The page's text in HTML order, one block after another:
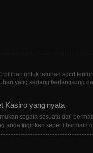
pilihan untuk taruhan sport
yang sedang berlangsung
Kasino yang nyata
segala sesuatu dari
anda inginkan seperti bermain